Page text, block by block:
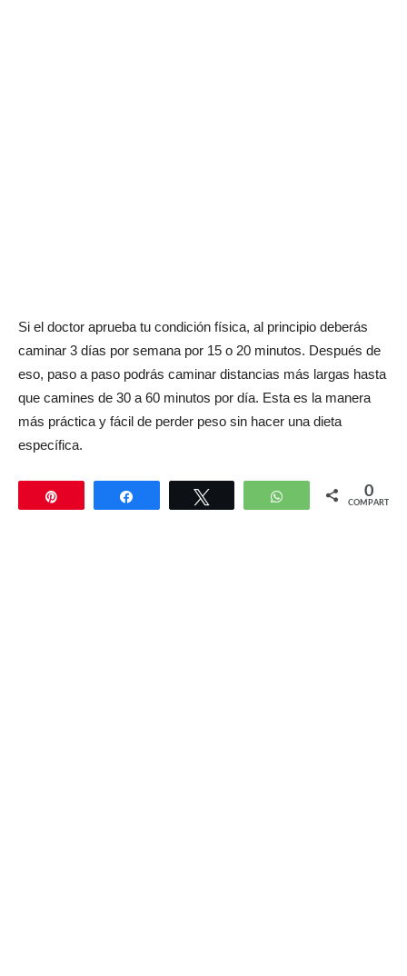
Si el doctor aprueba tu condición física, al principio deberás
caminar 3 días por semana por 15 o 20 minutos. Después de
eso, paso a paso podrás caminar distancias más largas hasta
que camines de 30 a 60 minutos por día. Esta es la manera
más práctica y fácil de perder peso sin hacer una dieta
específica.
Compartir WhatsApp 0
COMPARTIR